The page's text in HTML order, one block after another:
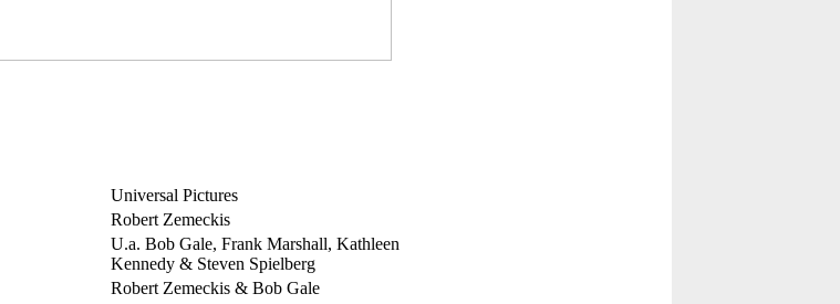
Universal Pictures
Robert Zemeckis
U.a. Bob Gale, Frank Marshall, Kathleen
Kennedy & Steven Spielberg
Robert Zemeckis & Bob Gale